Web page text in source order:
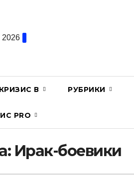
2026
КРИЗИС В РУБРИКИ
PRO
Ирак-боевики